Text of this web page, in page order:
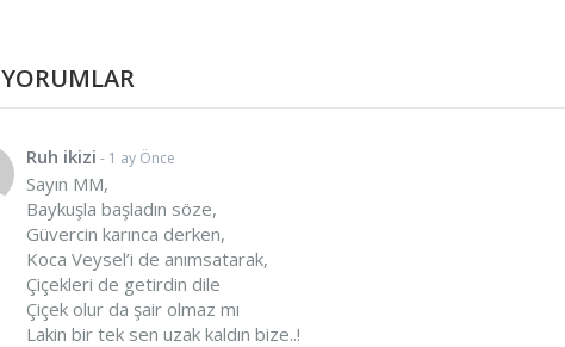
YORUMLAR
Ruh ikizi - 1 ay Önce
Sayın MM,
Baykuşla başladın söze,
Güvercin karınca derken,
Koca Veysel’i de anımsatarak,
Çiçekleri de getirdin dile
Çiçek olur da şair olmaz mı
Lakin bir tek sen uzak kaldın bize..!